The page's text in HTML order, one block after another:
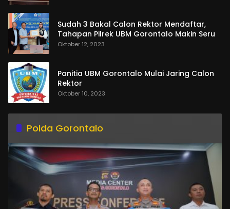
Sudah 3 Bakal Calon Rektor Mendaftar,
Tahapan Pilrek UBM Gorontalo Makin Seru
Oktober 12, 2023
Panitia UBM Gorontalo Mulai Jaring Calon
Rektor
Oktober 10, 2023
Polda Gorontalo